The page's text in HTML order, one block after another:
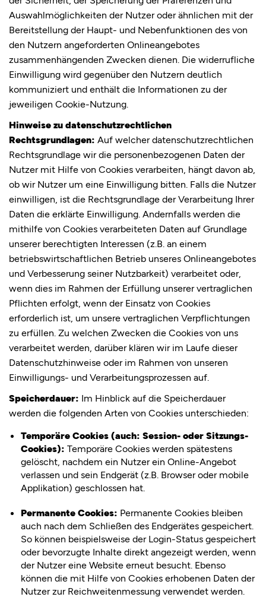
Auswahlmöglichkeiten der Nutzer oder ähnlichen mit der
Bereitstellung der Haupt- und Nebenfunktionen des von
den Nutzern angeforderten Onlineangebotes
zusammenhängenden Zwecken dienen. Die widerrufliche
Einwilligung wird gegenüber den Nutzern deutlich
kommuniziert und enthält die Informationen zu der
jeweiligen Cookie-Nutzung.
Hinweise zu datenschutzrechtlichen
Rechtsgrundlagen: Auf welcher datenschutzrechtlichen
Rechtsgrundlage wir die personenbezogenen Daten der
Nutzer mit Hilfe von Cookies verarbeiten, hängt davon ab,
ob wir Nutzer um eine Einwilligung bitten. Falls die Nutzer
einwilligen, ist die Rechtsgrundlage der Verarbeitung Ihrer
Daten die erklärte Einwilligung. Andernfalls werden die
mithilfe von Cookies verarbeiteten Daten auf Grundlage
unserer berechtigten Interessen (z.B. an einem
betriebswirtschaftlichen Betrieb unseres Onlineangebotes
und Verbesserung seiner Nutzbarkeit) verarbeitet oder,
wenn dies im Rahmen der Erfüllung unserer vertraglichen
Pflichten erfolgt, wenn der Einsatz von Cookies
erforderlich ist, um unsere vertraglichen Verpflichtungen
zu erfüllen. Zu welchen Zwecken die Cookies von uns
verarbeitet werden, darüber klären wir im Laufe dieser
Datenschutzhinweise oder im Rahmen von unseren
Einwilligungs- und Verarbeitungsprozessen auf.
Speicherdauer: Im Hinblick auf die Speicherdauer
werden die folgenden Arten von Cookies unterschieden:
Temporäre Cookies (auch: Session- oder Sitzungs-
Cookies): Temporäre Cookies werden spätestens
gelöscht, nachdem ein Nutzer ein Online-Angebot
verlassen und sein Endgerät (z.B. Browser oder mobile
Applikation) geschlossen hat.
Permanente Cookies: Permanente Cookies bleiben
auch nach dem Schließen des Endgerätes gespeichert.
So können beispielsweise der Login-Status gespeichert
oder bevorzugte Inhalte direkt angezeigt werden, wenn
der Nutzer eine Website erneut besucht. Ebenso
können die mit Hilfe von Cookies erhobenen Daten der
Nutzer zur Reichweitenmessung verwendet werden.